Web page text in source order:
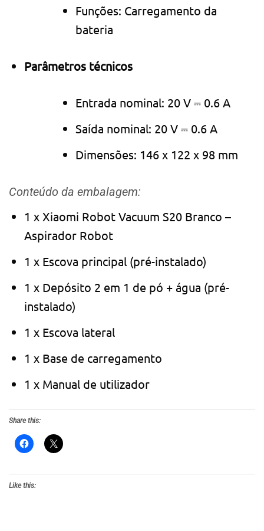
Funções: Carregamento da
bateria
Parâmetros técnicos
Entrada nominal: 20 V ⎓ 0.6 A
Saída nominal: 20 V ⎓ 0.6 A
Dimensões: 146 x 122 x 98 mm
Conteúdo da embalagem:
1 x Xiaomi Robot Vacuum S20 Branco –
Aspirador Robot
1 x Escova principal (pré-instalado)
1 x Depósito 2 em 1 de pó + água (pré-
instalado)
1 x Escova lateral
1 x Base de carregamento
1 x Manual de utilizador
Share this:
Like this: